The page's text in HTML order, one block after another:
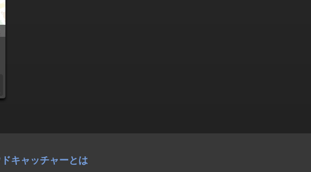
キャッチャーとは